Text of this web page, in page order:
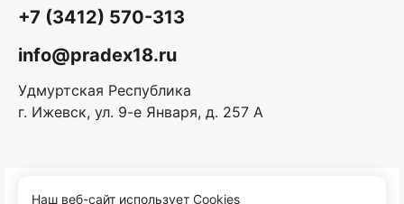
Наш веб-сайт использует Cookies
+7 (3412) 570-313
info@pradex18.ru
Удмуртская Республика
г. Ижевск, ул. 9-е Января, д. 257 А